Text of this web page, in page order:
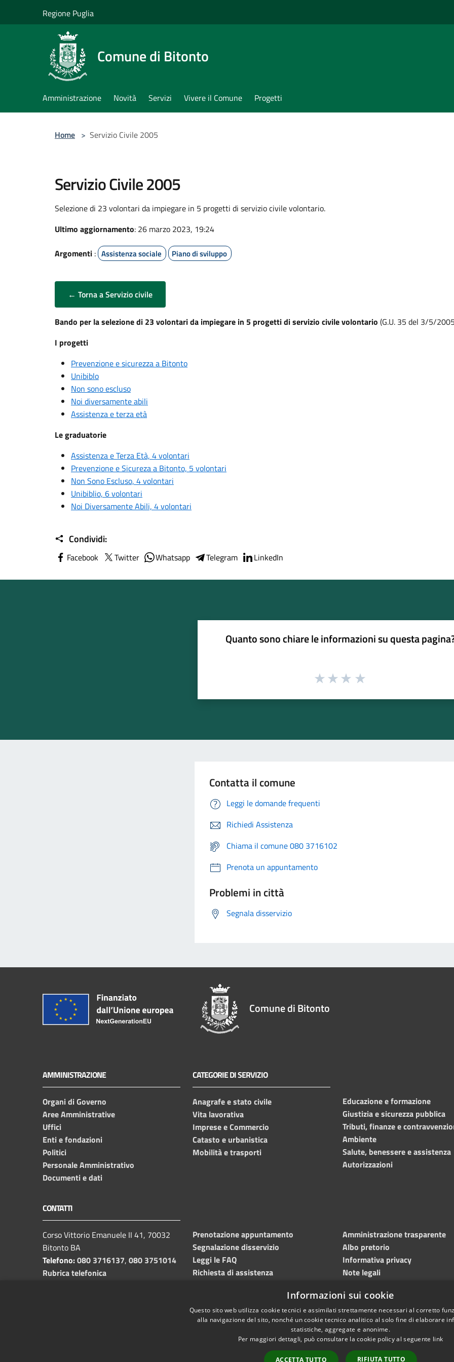
Regione Puglia
Comune di Bitonto
Amministrazione Novità Servizi Vivere il Comune Progetti
Home > Servizio Civile 2005
Servizio Civile 2005
Selezione di 23 volontari da impiegare in 5 progetti di servizio civile volontario.
Ultimo aggiornamento: 26 marzo 2023, 19:24
Argomenti : Assistenza sociale Piano di sviluppo
← Torna a Servizio civile
Bando per la selezione di 23 volontari da impiegare in 5 progetti di servizio civile volontario (G.U. 35 del 3/5/
I progetti
Prevenzione e sicurezza a Bitonto
Unibiblo
Non sono escluso
Noi diversamente abili
Assistenza e terza età
Le graduatorie
Assistenza e Terza Età, 4 volontari
Prevenzione e Sicureza a Bitonto, 5 volontari
Non Sono Escluso, 4 volontari
Unibiblio, 6 volontari
Noi Diversamente Abili, 4 volontari
Condividi:
Facebook Twitter Whatsapp Telegram LinkedIn
Quanto sono chiare le informazioni su questa
Contatta il comune
Leggi le domande frequenti
Richiedi Assistenza
Chiama il comune 080 3716102
Prenota un appuntamento
Problemi in città
Segnala disservizio
Comune di Bitonto
AMMINISTRAZIONE
Organi di Governo
Aree Amministrative
Uffici
Enti e fondazioni
Politici
Personale Amministrativo
Documenti e dati
CATEGORIE DI SERVIZIO
Anagrafe e stato civile
Vita lavorativa
Imprese e Commercio
Catasto e urbanistica
Mobilità e trasporti
Educazione e formazione
Giustizia e sicurezza pubblica
Tributi, finanze e
Ambiente
Salute, benessere e assistenza
Autorizzazioni
CONTATTI
Corso Vittorio Emanuele II 41, 70032
Bitonto BA
Telefono:080 3716137, 080 3751014
Rubrica telefonica
protocollo.comunebitonto@pec.rupar.puglia.it
Prenotazione appuntamento
Segnalazione disservizio
Leggi le FAQ
Richiesta di assistenza
Amministrazione trasparente
Albo pretorio
Informativa privacy
Note legali
Meccanismo di feedback
Informazioni sui cookie
Questo sito web utilizza cookie tecnici e assimilati strettamente necessari al corretto
alla navigazione del sito, nonché un cookie tecnico analitico al solo fine di elaborare
statistiche, aggregate e anonime.
Per maggiori dettagli, può consultare la cookie policy al seguente link
ACCETTA TUTTO RIFIUTA TUTTO